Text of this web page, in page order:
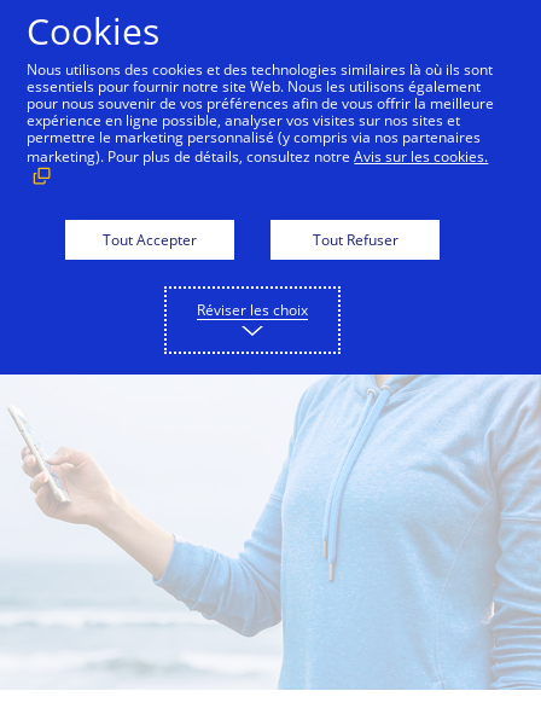
One Market Center Inside Innovation City
Cookies
Nous utilisons des cookies et des technologies similaires là où ils sont
essentiels pour fournir notre site Web. Nous les utilisons également
pour nous souvenir de vos préférences afin de vous offrir la meilleure
expérience en ligne possible, analyser vos visites sur nos sites et
permettre le marketing personnalisé (y compris via nos partenaires
marketing). Pour plus de détails, consultez notreAvis sur les cookies.
Tout Accepter Tout Refuser
Réviser les choix